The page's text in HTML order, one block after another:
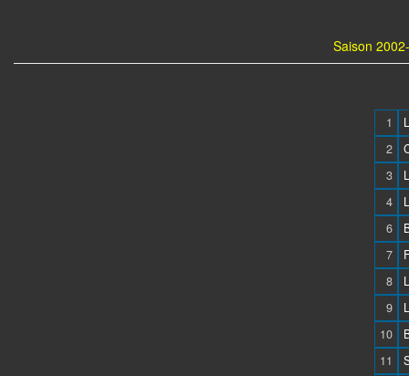
Saison
1
2
3
4
6
7
8
9
10
11